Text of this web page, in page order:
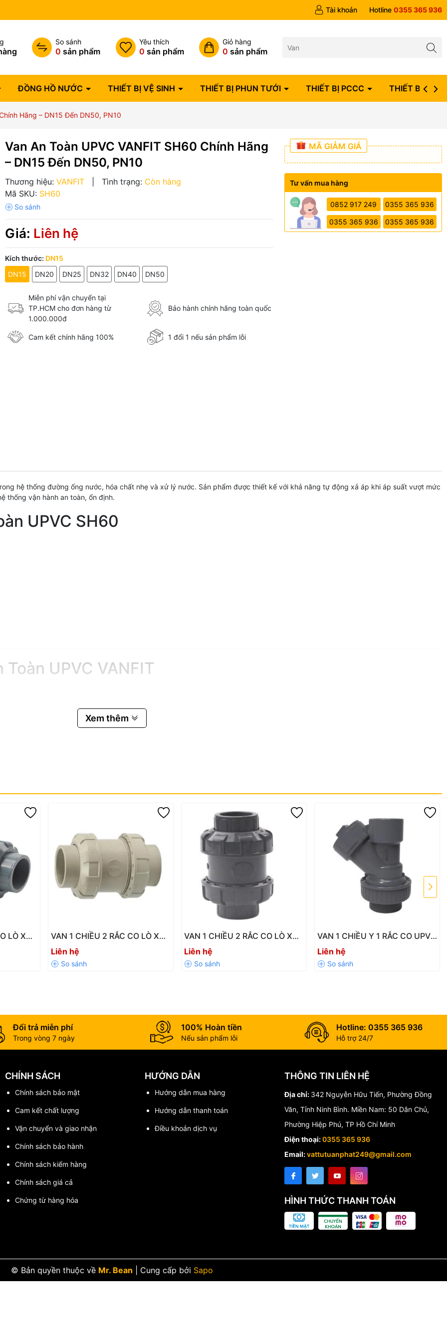
Tài khoản Hotline 0355 365 936
So sánh
0 sản phẩm
Yêu thích
0 sản phẩm
Giỏ hàng
0 sản phẩm
ĐỒNG HỒ NƯỚC THIẾT BỊ VỆ SINH THIẾT BỊ PHUN TƯỚI THIẾT BỊ PCCC THIẾT BỊ ĐIỆN
Hãng – DN15 Đến DN50, PN10
Van An Toàn UPVC VANFIT SH60 Chính Hãng
– DN15 Đến DN50, PN10
Thương hiệu: VANFIT Tình trạng: Còn hàng
Mã SKU: SH60
Giá: Liên hệ
Kích thước: DN15
DN15
DN20 DN25 DN32 DN40 DN50
Miễn phí vận chuyển tại
TP.HCM cho đơn hàng từ
1.000.000đ
Bảo hành chính hãng toàn quốc
Cam kết chính hãng 100% 1 đổi 1 nếu sản phẩm lỗi
MÃ GIẢM GIÁ
Tư vấn mua hàng
0852 917 249 0355 365 936
0355 365 936 0355 365 936
hệ thống đường ống nước, hóa chất nhẹ và xử lý nước. Sản phẩm được thiết kế với khả năng tự động xả áp khi áp suất vượt mức
thống vận hành an toàn, ổn định.
UPVC SH60
UPVC VANFIT
chống ăn mòn hóa chất và phù hợp với nhiều môi trường nước sạch, nước xử lý và hóa chất nhẹ.
phí lắp đặt.
rỉ trong quá trình sử dụng.
so với các dòng van kim loại.
SH60
VANFIT SH60?
Xem thêm
LÒ XO
VAN 1 CHIỀU 2 RẮC CO LÒ XO
PPH SH31-LX – Chịu Nhiệt Tốt,
Độ Bền Cao
Liên hệ
VAN 1 CHIỀU 2 RẮC CO LÒ XO
UPVC SH14-LX – Độ Bền Cao,
Chống Chảy Ngược Hiệu Quả
Liên hệ
VAN 1 CHIỀU Y 1 RẮC CO UPVC
SH41 – VANFIT CHINA
Liên hệ
Đổi trả miễn phí
Trong vòng 7 ngày
100% Hoàn tiền
Nếu sản phẩm lỗi
Hotline: 0355 365 936
Hỗ trợ 24/7
CHÍNH SÁCH
Chính sách bảo mật
Cam kết chất lượng
Vận chuyển và giao nhận
Chính sách bảo hành
Chính sách kiểm hàng
Chính sách giá cả
Chứng từ hàng hóa
HƯỚNG DẪN
Hướng dẫn mua hàng
Hướng dẫn thanh toán
Điều khoản dịch vụ
THÔNG TIN LIÊN HỆ
Địa chỉ: 342 Nguyễn Hữu Tiến, Phường Đồng
Văn, Tỉnh Ninh Bình. Miền Nam: 50 Dân Chủ,
Phường Hiệp Phú, TP Hồ Chí Minh
Điện thoại:0355 365 936
Email:vattutuanphat249@gmail.com
HÌNH THỨC THANH TOÁN
© Bản quyền thuộc về Mr. Bean Cung cấp bởi Sapo